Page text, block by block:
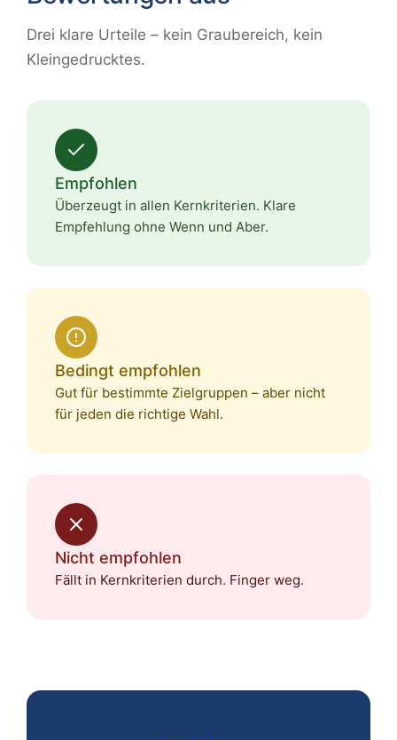
Drei klare Urteile – kein Graubereich, kein
Kleingedrucktes.
Empfohlen
Überzeugt in allen Kernkriterien. Klare
Empfehlung ohne Wenn und Aber.
Bedingt empfohlen
Gut für bestimmte Zielgruppen – aber nicht
für jeden die richtige Wahl.
Nicht empfohlen
Fällt in Kernkriterien durch. Finger weg.